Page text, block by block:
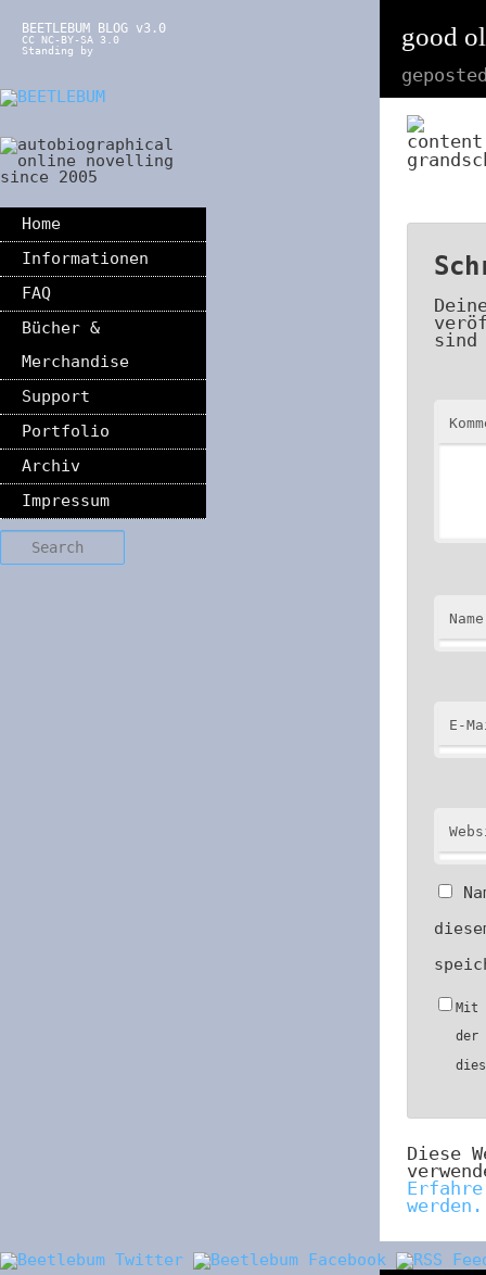
BEETLEBUM BLOG v3.0
CC NC-BY-SA 3.0
Standing by
Home
Informationen
FAQ
Bücher &
Merchandise
Support
Portfolio
Archiv
Impressum
Search
good
Name
E-
Mit
der
Diese
werden.